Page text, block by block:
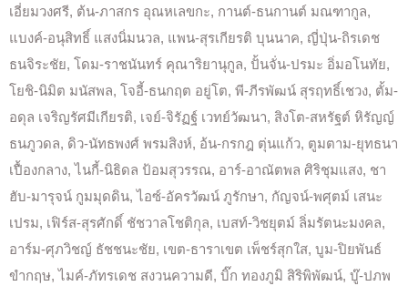
เอี่ยมวงศรี, ต้น-ภาสกร อุณหเลขกะ, กานต์-ธนกานต์ มณฑากูล,
แบงค์-อนุสิทธิ์ แสงนิ่มนวล, แพน-สุรเกียรติ บุนนาค, ญี่ปุ่น-ถิรเดช
ธนจิระชัย, โดม-ราชนันทร์ คุณาริยานุกูล, ปั้นจั่น-ปรมะ อิ่มอโนทัย,
โยชิ-นิมิต มนัสพล, โจอี้-ธนกฤต อยู่โต, พี-ภีรพัฒน์ สุรฤทธิ์เชวง, ตั้ม-
อดุล เจริญรัศมีเกียรติ, เจย์-จิรัฏฐ์ เวทย์วัฒนา, สิงโต-สหรัฐต์ หิรัญญ์
ธนภูวดล, ดิว-นัทธพงศ์ พรมสิงห์, อ้น-กรกฎ ตุ่นแก้ว, ตูมตาม-ยุทธนา
เปื้องกลาง, ไนกี้-นิธิดล ป้อมสุวรรณ, อาร์-อาณัตพล ศิริชุมแสง, ชา
ฮับ-มารุจน์ กูมมุดดิน, ไอซ์-อัครวัฒน์ ภูรักษา, กัญจน์-พศุตม์ เสนะ
เปรม, เฟิร์ส-สุรศักดิ์ ชัชวาลโชติกุล, เบสท์-วิชยุตม์ ลิ่มรัตนะมงคล,
อาร์ม-ศุภวิชญ์ ธัชชนะชัย, เขต-ธาราเขต เพ็ชร์สุกใส, บูม-ปิยพันธ์
ขำกฤษ, ไมค์-ภัทรเดช สงวนความดี, บิ๊ก ทองภูมิ สิริพิพัฒน์, บู๊-ปภพ